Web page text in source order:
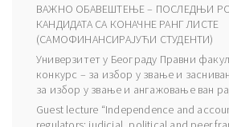
ВАЖНО ОБАВЕШТЕЊЕ – ПОСЛЕДЊИ
КАНДИДАТА СА КОНАЧНЕ РАНГ ЛИСТЕ
(САМОФИНАНСИРАЈУЋИ СТУДЕНТИ)
Универзитет у Београду Правни
конкурс – за избор у звање и
за избор у звање и ангажовање ван
Guest lecture “Independence and